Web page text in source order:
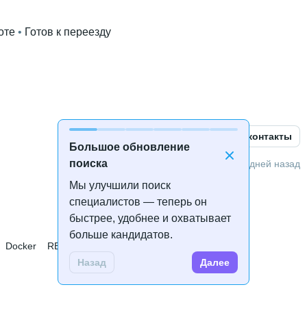
Большое обновление
поиска
Мы улучшили поиск
специалистов — теперь он
быстрее, удобнее и охватывает
больше кандидатов.
Назад Далее
• Готов к переезду
Открыть контакты
5 дней назад
Docker REST